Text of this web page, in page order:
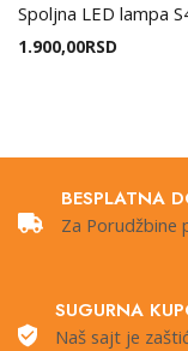
Spoljna LED lampa
1.900,00RSD
BESPLATNA
Za Porudžbine
SUGURNA
Naš sajt je